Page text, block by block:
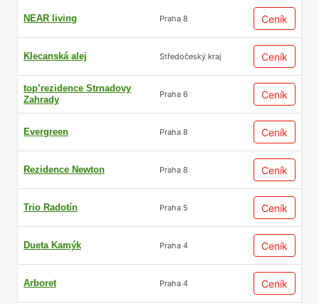
NEAR living Praha 8 Ceník
Klecanská alej Středočeský kraj Ceník
top’rezidence Strnadovy
Zahrady
Praha 6 Ceník
Evergreen Praha 8 Ceník
Rezidence Newton Praha 8 Ceník
Trio Radotín Praha 5 Ceník
Dueta Kamýk Praha 4 Ceník
Arboret Praha 4 Ceník